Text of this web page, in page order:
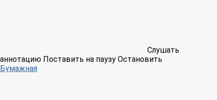
Слушать
аннотацию Поставить на паузу Остановить
Бумажная